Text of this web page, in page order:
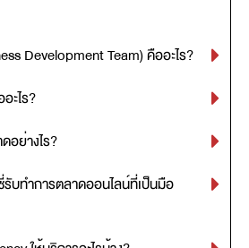
Development Team) คืออะไร?
ะไร?
อย่างไร?
รับทำการตลาดออนไลน์ที่เป็นมือ